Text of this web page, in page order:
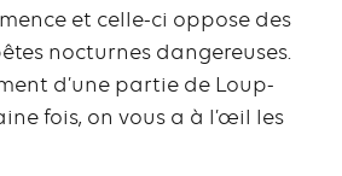
et celle-ci oppose des
nocturnes dangereuses.
d’une partie de Loup-
fois, on vous a à l’œil les